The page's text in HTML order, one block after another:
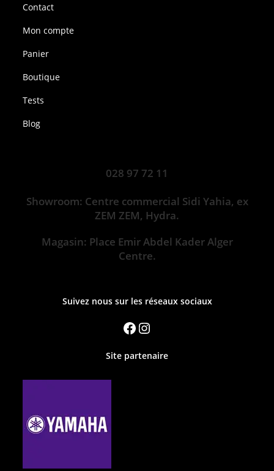
Contact
Mon compte
Panier
Boutique
Tests
Blog
028 97 72 11
Showroom: Centre commercial Sidi Yahia, ex
ZEM ZEM, Hydra.
Magasin: Place Emir Abdel Kader Alger
Centre.
Suivez nous sur les réseaux sociaux
Site partenaire